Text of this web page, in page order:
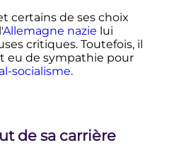
certains de ses choix
Allemagne nazie lui
critiques. Toutefois, il
eu de sympathie pour
socialisme.
de sa carrière